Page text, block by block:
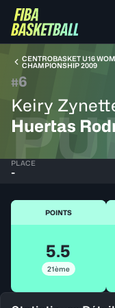
CENTROBASKET U16
CHAMPIONSHIP 2009
#6
Keiry
Huertas
PLACE
-
POINTS
5.5
21ème